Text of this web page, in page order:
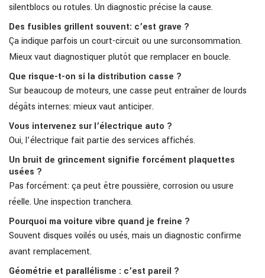
silentblocs ou rotules. Un diagnostic précise la cause.
Des fusibles grillent souvent: c’est grave ?
Ça indique parfois un court-circuit ou une surconsommation.
Mieux vaut diagnostiquer plutôt que remplacer en boucle.
Que risque-t-on si la distribution casse ?
Sur beaucoup de moteurs, une casse peut entraîner de lourds
dégâts internes: mieux vaut anticiper.
Vous intervenez sur l’électrique auto ?
Oui, l’électrique fait partie des services affichés.
Un bruit de grincement signifie forcément plaquettes
usées ?
Pas forcément: ça peut être poussière, corrosion ou usure
réelle. Une inspection tranchera.
Pourquoi ma voiture vibre quand je freine ?
Souvent disques voilés ou usés, mais un diagnostic confirme
avant remplacement.
Géométrie et parallélisme : c’est pareil ?